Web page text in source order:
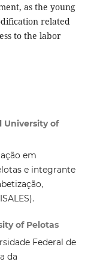
as the young
related
to the labor
University of
em
e integrante
of Pelotas
Federal de
da